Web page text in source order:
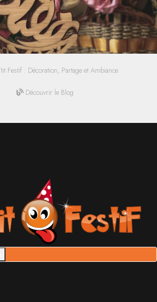
Festif : Décoration, Partage et Ambiance
Découvrir le Blog